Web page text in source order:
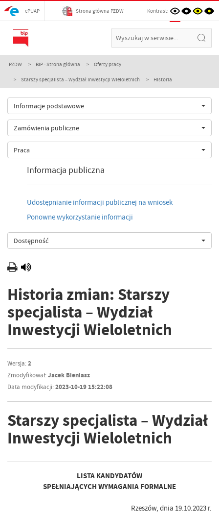
ePUAP Strona główna PZDW Kontrast:
PZDW BIP - Strona główna Oferty pracy
Starszy specjalista – Wydział Inwestycji Wieloletnich Historia
Informacje podstawowe
Zamówienia publiczne
Praca
Informacja publiczna
Udostępnianie informacji publicznej na wniosek
Ponowne wykorzystanie informacji
Dostępność
Historia zmian: Starszy
specjalista – Wydział
Inwestycji Wieloletnich
Wersja:2
Zmodyfikował:Jacek Bieniasz
Data modyfikacji:2023-10-19 15:22:08
Starszy specjalista – Wydział
Inwestycji Wieloletnich
LISTA KANDYDATÓW
SPEŁNIAJĄCYCH WYMAGANIA FORMALNE
Rzeszów, dnia 19.10.2023 r.